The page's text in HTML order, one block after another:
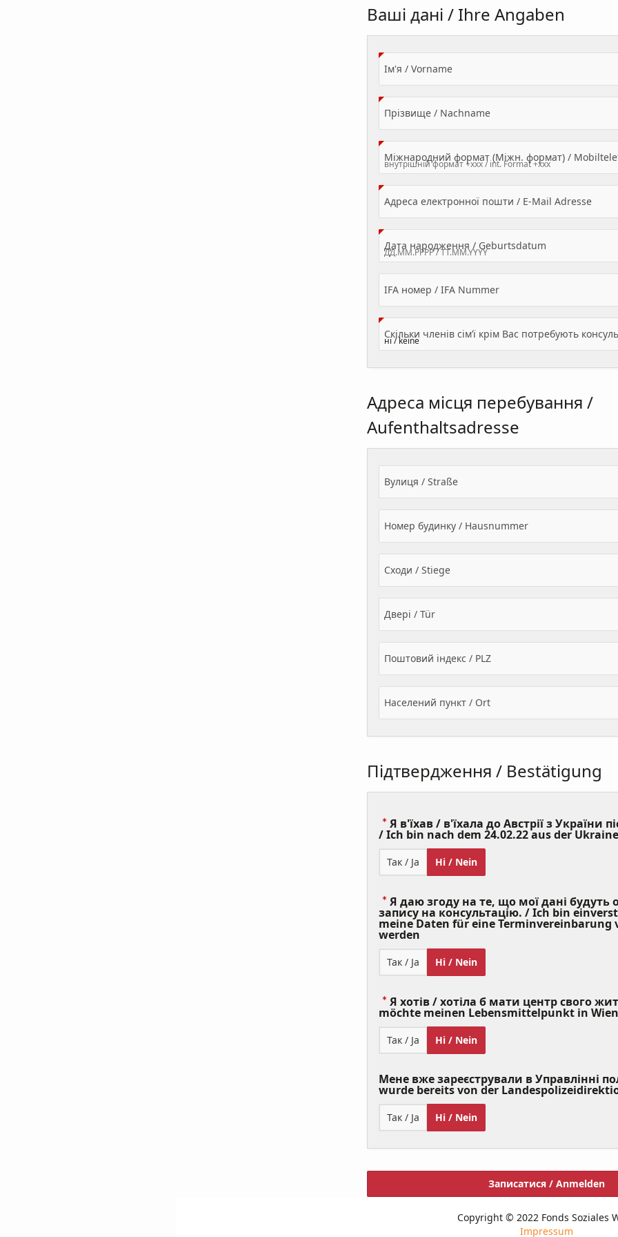
Ваші дані / Ihre Angaben
Ім'я / Vorname(Value Required)
Прізвище / Nachname(Value Required)
Міжнародний формат (Міжн. формат) /
Адреса електронної пошти / E-Mail Adresse
Дата народження / Geburtsdatum
IFA номер / IFA Nummer
Адреса місця перебування /
Aufenthaltsadresse
Вулиця / Straße
Номер будинку / Hausnummer
Сходи / Stiege
Двері / Tür
Поштовий індекс / PLZ
Населений пункт / Ort
Підтвердження / Bestätigung
Я в'їхав / в'їхала до Австрії з України
/ Ich bin nach dem 24.02.22 aus der
Так / Ja Ні / Nein
Я даю згоду на те, що мої дані будуть
запису на консультацію. / Ich bin
meine Daten für eine Terminvereinbarung
werden
Required)
Так / Ja Ні / Nein
Я хотів / хотіла б мати центр свого
möchte meinen Lebensmittelpunkt in
Так / Ja Ні / Nein
Мене вже зареєстрували в Управлінні
wurde bereits von der
Так / Ja Ні / Nein
Записатися / Anmelden
Copyright © 2022 Fonds Soziales
Impressum